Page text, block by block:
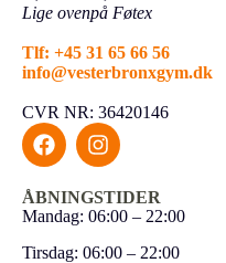
Lige ovenpå Føtex
Tlf: +45 31 65 66 56
info@vesterbronxgym.dk
CVR NR: 36420146
ÅBNINGSTIDER
Mandag: 06:00 – 22:00
Tirsdag: 06:00 – 22:00